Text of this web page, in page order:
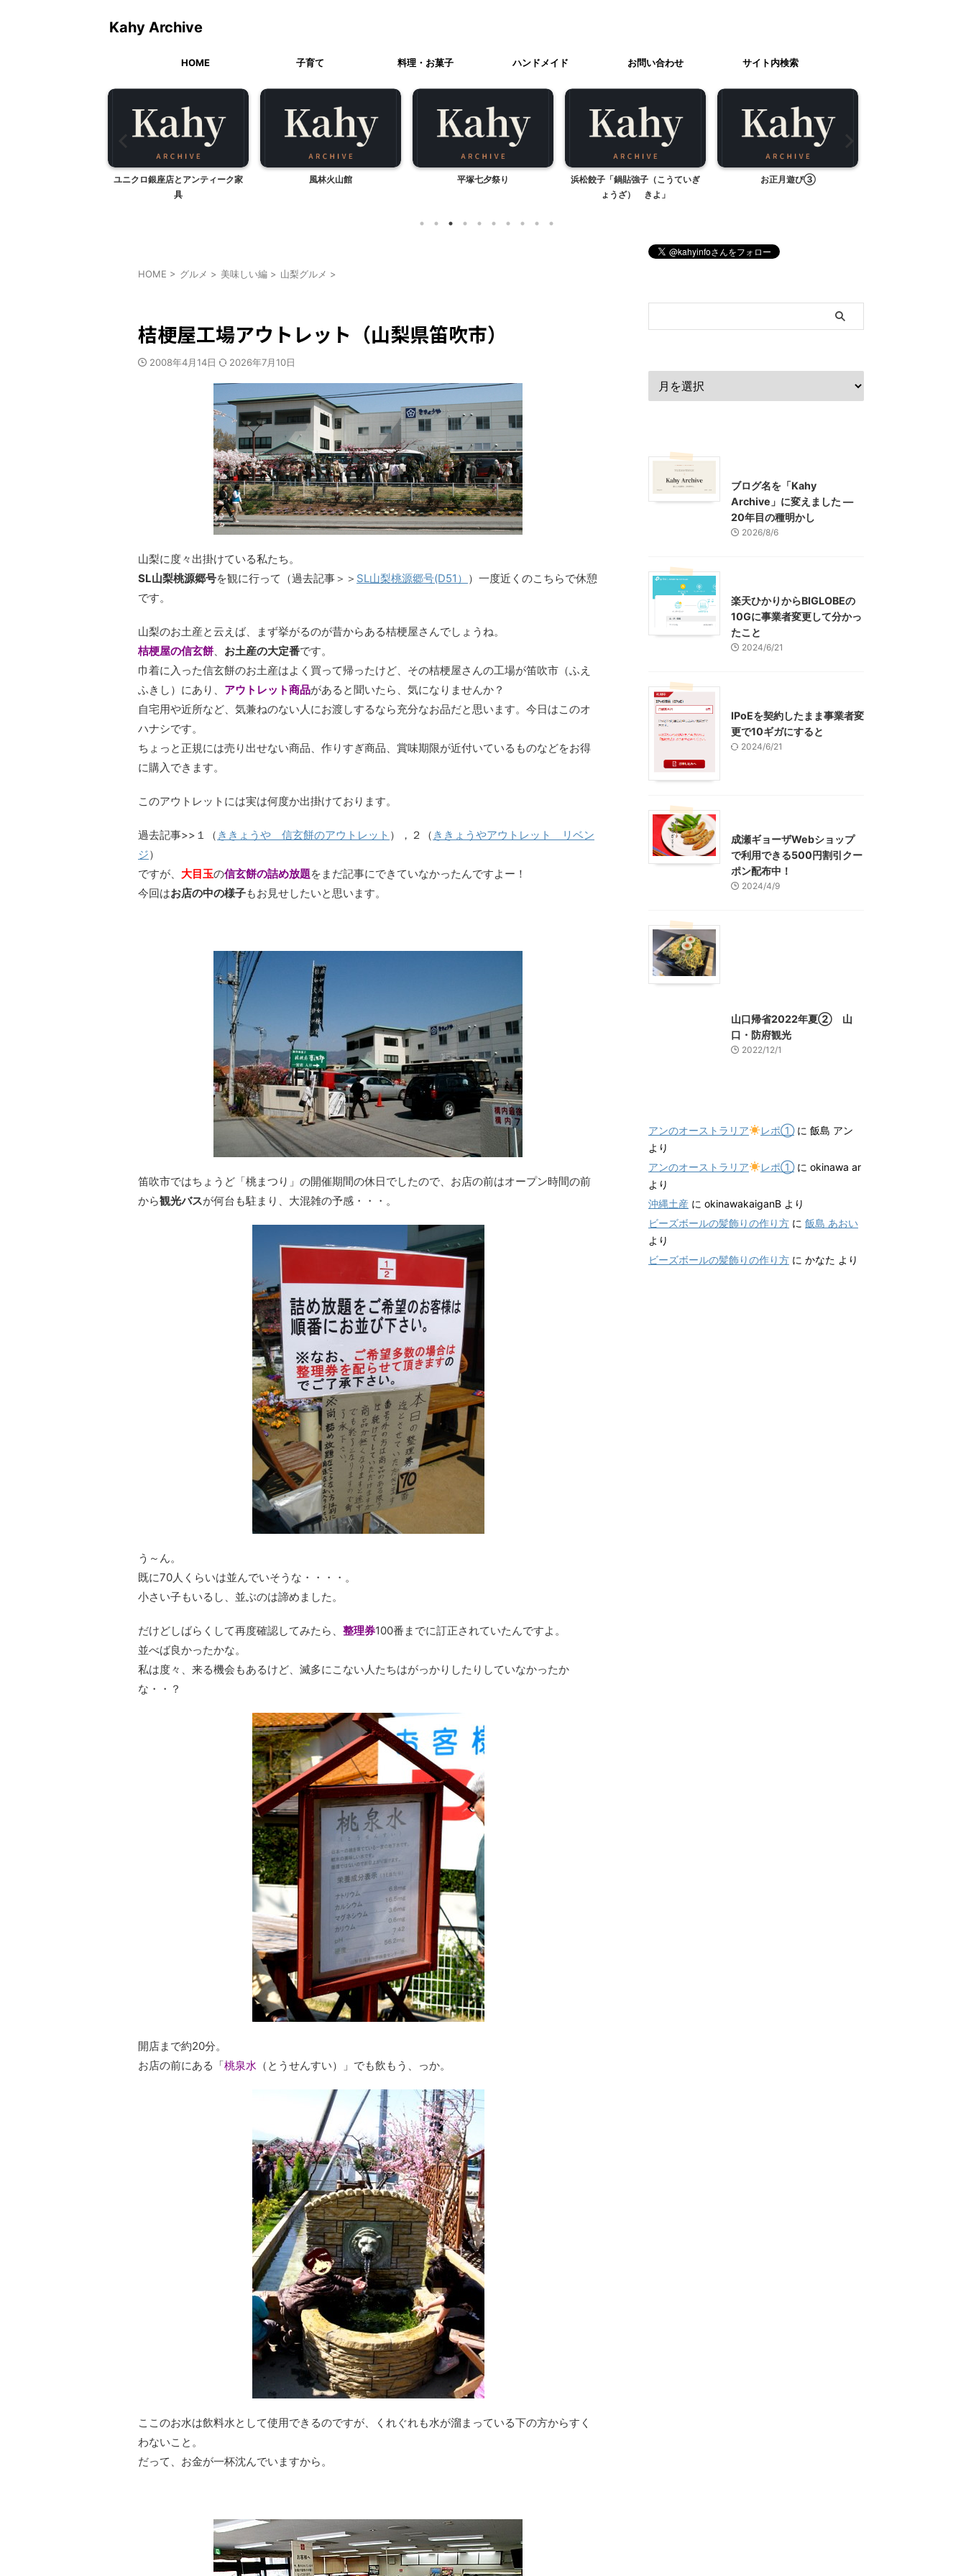
Kahy Archive
HOME 子育て 料理・お菓子 ハンドメイド お問い合わせ サイト内検索
ユニクロ銀座店とアンティーク家
具
風林火山館 平塚七夕祭り
浜松餃子「鍋貼強子（こうていぎ
ょうざ） きよ」
お正月遊び③
HOME > グルメ > 美味しい編 > 山梨グルメ >
桔梗屋工場アウトレット（山梨県笛吹市）
2008年4月14日 2026年7月10日
山梨に度々出掛けている私たち。
SL山梨桃源郷号を観に行って（過去記事＞＞ SL山梨桃源郷号(D51） ）一度近くのこちらで休憩
です。
山梨のお土産と云えば、まず挙がるのが昔からある桔梗屋さんでしょうね。
桔梗屋の信玄餅
お土産の大定番です。
巾着に入った信玄餅のお土産はよく買って帰ったけど、その桔梗屋さんの工場が笛吹市（ふえ
ふきし）にあり、 アウトレット商品があると聞いたら、気になりませんか？
自宅用や近所など、気兼ねのない人にお渡しするなら充分なお品だと思います。今日はこのオ
ハナシです。
ちょっと正規には売り出せない商品、作りすぎ商品、賞味期限が近付いているものなどをお得
に購入できます。
このアウトレットには実は何度か出掛けております。
過去記事>>１（ ききょうや 信玄餅のアウトレット ），２（ ききょうやアウトレット リベン
ジ）
ですが、 大目玉の信玄餅の詰め放題をまだ記事にできていなかったんですよー！
今回はお店の中の様子もお見せしたいと思います。
笛吹市ではちょうど「桃まつり」の開催期間の休日でしたので、お店の前はオープン時間の前
から観光バスが何台も駐まり、大混雑の予感・・・。
う～ん。
既に70人くらいは並んでいそうな・・・・。
小さい子もいるし、並ぶのは諦めました。
だけどしばらくして再度確認してみたら、 整理券100番までに訂正されていたんですよ。
並べば良かったかな。
私は度々、来る機会もあるけど、滅多にこない人たちはがっかりしたりしていなかったか
な・・？
開店まで約20分。
お店の前にある「桃泉水 （とうせんすい）」でも飲もう、っか。
ここのお水は飲料水として使用できるのですが、くれぐれも水が溜まっている下の方からすく
わないこと。
だって、お金が一杯沈んでいますから。
ブログ名を「Kahy
Archive」に変えました ―
20年目の種明かし
2026/8/6
楽天ひかりからBIGLOBEの
10Gに事業者変更して分かっ
たこと
2024/6/21
IPoEを契約したまま事業者変
更で10ギガにすると
2024/6/21
成瀬ギョーザWebショップ
で利用できる500円割引クー
ポン配布中！
2024/4/9
山口帰省2022年夏② 山
口・防府観光
2022/12/1
アンのオーストラリア レポ①に 飯島 アン
より
アンのオーストラリア
レポ①に okinawa ar
より
沖縄土産 に okinawakaiganB より
ビーズボールの髪飾りの作り方 に 飯島 あおい
より
ビーズボールの髪飾りの作り方 に かなた より